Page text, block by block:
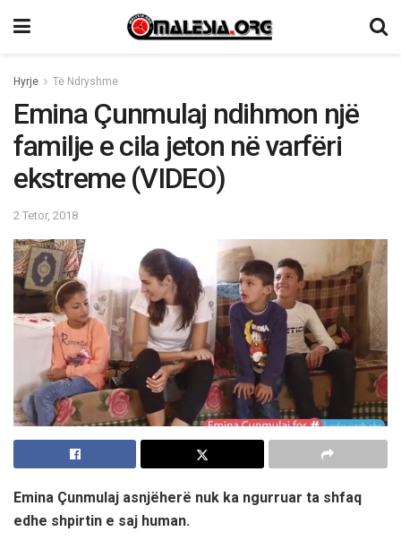
Hyrje Të Ndryshme
Emina Çunmulaj ndihmon një
familje e cila jeton në varfëri
ekstreme (VIDEO)
2 Tetor, 2018
Emina Çunmulaj asnjëherë nuk ka ngurruar ta shfaq
edhe shpirtin e saj human.